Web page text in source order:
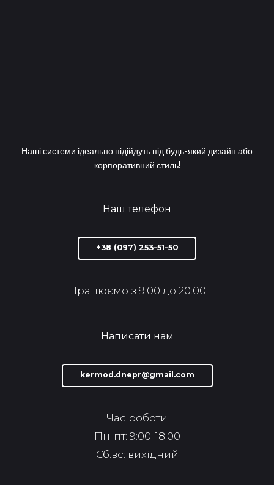
Наші системи ідеально підійдуть під будь-який дизайн або
корпоративний стиль!
Наш телефон
+38 (097) 253-51-50
Працюємо з 9:00 до 20:00
Написати нам
kermod.dnepr@gmail.com
Час роботи
Пн-пт: 9:00-18:00
Сб.вс: вихідний